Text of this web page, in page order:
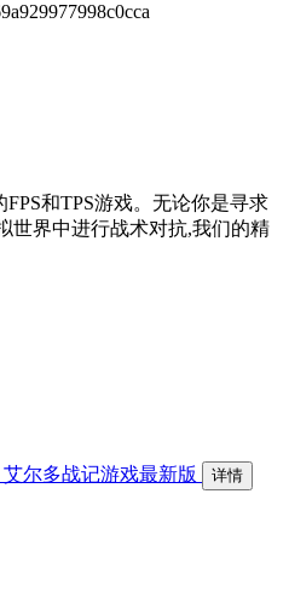
和TPS游戏。无论你是寻求
世界中进行战术对抗,我们的精
艾尔多战记游戏最新版 详情